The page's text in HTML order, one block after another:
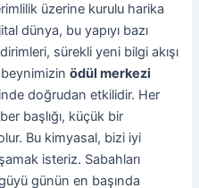
üzerine kurulu harika
dünya, bu yapıyı bazı
sürekli yeni bilgi akışı
beynimizinödül merkezi
doğrudan etkilidir. Her
başlığı, küçük bir
Bu kimyasal, bizi iyi
isteriz. Sabahları
günün en başında